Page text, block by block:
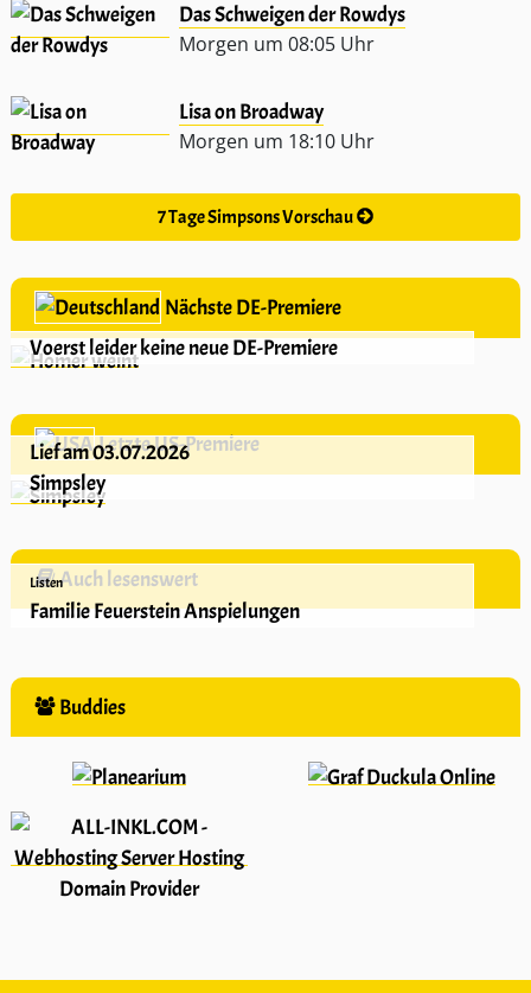
Das Schweigen der Rowdys
Morgen um 08:05 Uhr
Lisa on Broadway
Morgen um 18:10 Uhr
7 Tage Simpsons Vorschau
Nächste DE-Premiere
Voerst leider keine neue DE-Premiere
Letzte US-Premiere
Lief am 03.07.2026
Simpsley
Auch lesenswert
Listen
Familie Feuerstein Anspielungen
Buddies